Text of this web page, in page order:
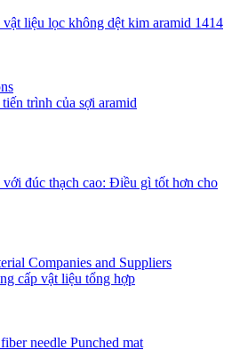
liệu lọc không dệt kim aramid 1414
trình của sợi aramid
với đúc thạch cao: Điều gì tốt hơn cho
cấp vật liệu tổng hợp